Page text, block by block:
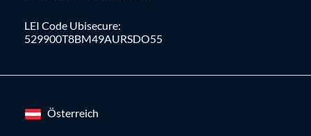
LEI Code Ubisecure:
529900T8BM49AURSDO55
Österreich